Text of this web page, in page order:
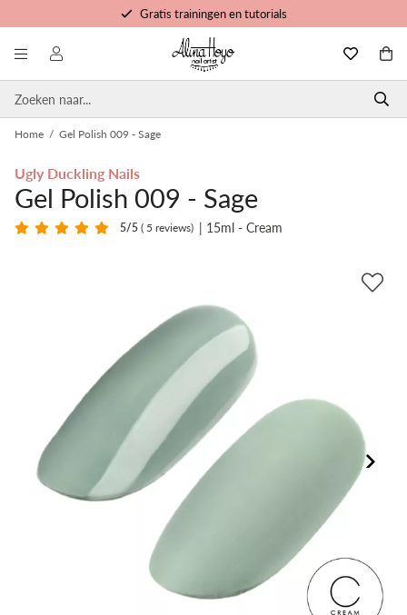
Gratis trainingen en tutorials
Voor 16u besteld, morgen in huis
Persoonlijke service
Home / Gel Polish 009 - Sage
Ugly Duckling Nails
Gel Polish 009 - Sage
5/5( 5 reviews) | 15ml - Cream